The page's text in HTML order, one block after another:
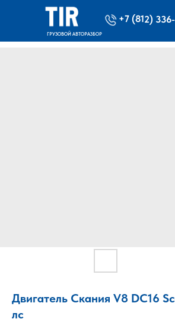
+7 (812)
ГРУЗОВОЙ АВТОРАЗБОР
Двигатель Скания V8 DC16
лс